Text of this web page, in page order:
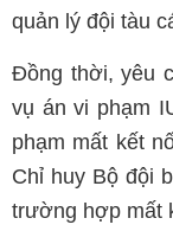
quản lý đội tàu
Đồng thời, yêu
vụ án vi phạm
phạm mất kết
Chỉ huy Bộ đội
trường hợp mất